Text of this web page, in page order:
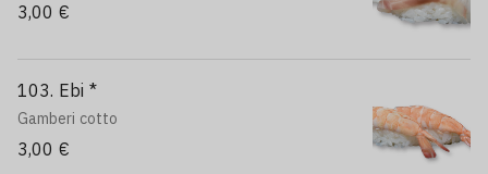
3,00 €
103. Ebi *
Gamberi cotto
3,00 €